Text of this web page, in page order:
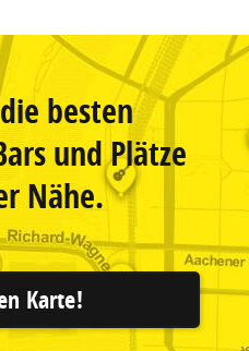
besten
und Plätze
Nähe.
Karte!